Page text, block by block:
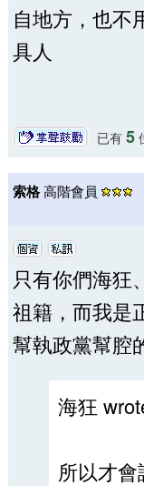
自地方，也不
具人
已有 5
索格高階會員
只有你們海狂
祖籍，而我是
幫執政黨幫腔
海狂
所以才